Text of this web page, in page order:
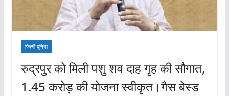
फिल्मी दुनिया
रुद्रपुर को मिली पशु शव दाह गृह की सौगात,
1.45 करोड़ की योजना स्वीकृत।गैस बेस्ड